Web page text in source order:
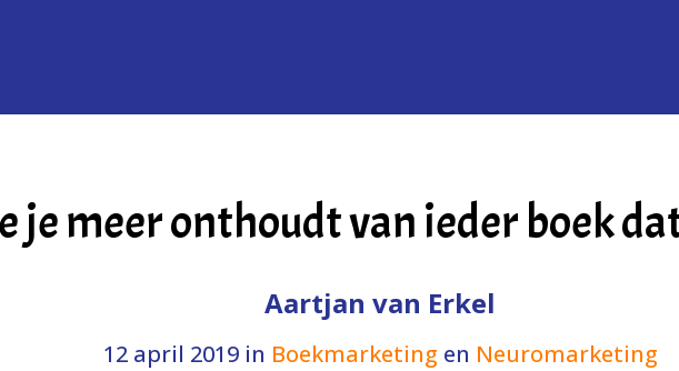
je meer onthoudt van ieder boek
Aartjan van Erkel
12 april 2019in Boekmarketing en Neuromarketing